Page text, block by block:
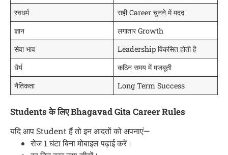
स्वधर्म
सही Career चुनने में मदद
ज्ञान
लगातार Growth
सेवा भाव
Leadership विकसित होती है
धैर्य
कठिन समय में मजबूती
नैतिकता
Long Term Success
Students के लिए Bhagavad Gita Career Rules
यदि आप Student हैं तो इन आदतों को अपनाएं—
रोज 1 घंटा बिना मोबाइल पढ़ाई करें।